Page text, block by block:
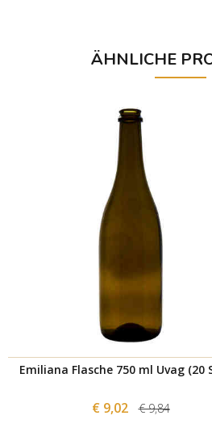
ÄHNLICHE
Emiliana Flasche 750 ml Uvag (20
€ 9,02 € 9,84